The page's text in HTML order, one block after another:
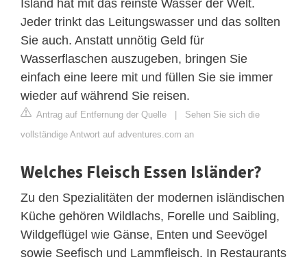
Island hat mit das reinste Wasser der Welt.
Jeder trinkt das Leitungswasser und das sollten
Sie auch. Anstatt unnötig Geld für
Wasserflaschen auszugeben, bringen Sie
einfach eine leere mit und füllen Sie sie immer
wieder auf während Sie reisen.
Antrag auf Entfernung der Quelle | Sehen Sie sich die
vollständige Antwort auf adventures.com an
Welches Fleisch Essen Isländer?
Zu den Spezialitäten der modernen isländischen
Küche gehören Wildlachs, Forelle und Saibling,
Wildgeflügel wie Gänse, Enten und Seevögel
sowie Seefisch und Lammfleisch. In Restaurants